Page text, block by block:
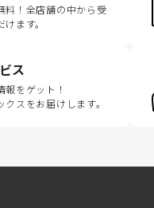
料！全店舗の中から受
ます。
ス
をゲット！
スをお届けします。